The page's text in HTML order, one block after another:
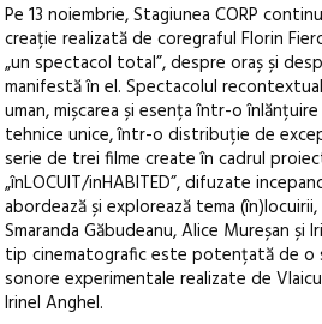
Pe 13 noiembrie, Stagiunea CORP
creație realizată de coregraful Florin
„un spectacol total”, despre oraș și
manifestă în el. Spectacolul
uman, mișcarea și esența într-o
tehnice unice, într-o distribuție de
serie de trei filme create în cadrul
„înLOCUIT/inHABITED”, difuzate
abordează și explorează tema
Smaranda Găbudeanu, Alice Mureșan și
tip cinematografic este potențată de o
sonore experimentale realizate de
Irinel Anghel.